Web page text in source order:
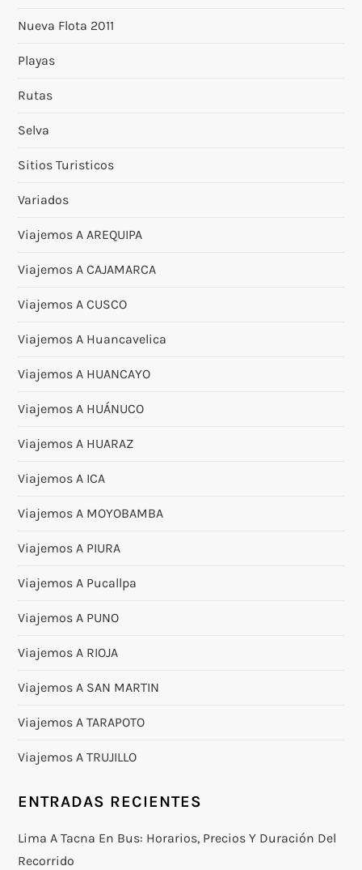
Nueva Flota 2011
Playas
Rutas
Selva
Sitios Turisticos
Variados
Viajemos A AREQUIPA
Viajemos A CAJAMARCA
Viajemos A CUSCO
Viajemos A Huancavelica
Viajemos A HUANCAYO
Viajemos A HUÁNUCO
Viajemos A HUARAZ
Viajemos A ICA
Viajemos A MOYOBAMBA
Viajemos A PIURA
Viajemos A Pucallpa
Viajemos A PUNO
Viajemos A RIOJA
Viajemos A SAN MARTIN
Viajemos A TARAPOTO
Viajemos A TRUJILLO
ENTRADAS RECIENTES
Lima A Tacna En Bus: Horarios, Precios Y Duración Del
Recorrido